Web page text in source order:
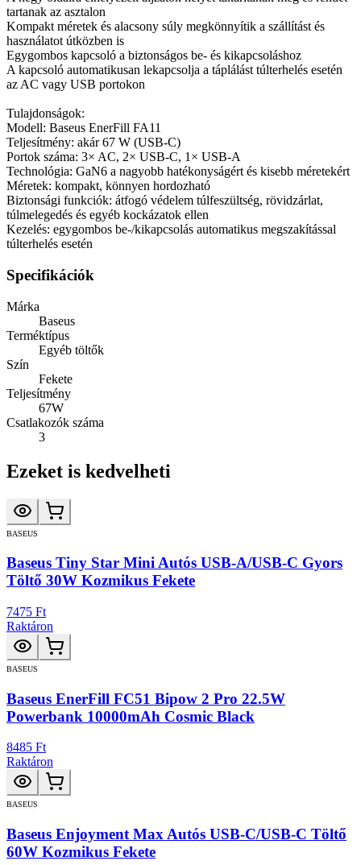
tartanak az asztalon
Kompakt méretek és alacsony súly megkönnyítik a szállítást és
használatot útközben is
Egygombos kapcsoló a biztonságos be- és kikapcsoláshoz
A kapcsoló automatikusan lekapcsolja a táplálást túlterhelés esetén
az AC vagy USB portokon
Tulajdonságok:
Modell: Baseus EnerFill FA11
Teljesítmény: akár 67 W (USB-C)
Portok száma: 3× AC, 2× USB-C, 1× USB-A
Technológia: GaN6 a nagyobb hatékonyságért és kisebb méretekért
Méretek: kompakt, könnyen hordozható
Biztonsági funkciók: átfogó védelem túlfeszültség, rövidzárlat,
túlmelegedés és egyéb kockázatok ellen
Kezelés: egygombos be-/kikapcsolás automatikus megszakítással
túlterhelés esetén
Specifikációk
Márka
Baseus
Terméktípus
Egyéb töltők
Szín
Fekete
Teljesítmény
67W
Csatlakozók száma
3
Ezeket is kedvelheti
BASEUS
Baseus Tiny Star Mini Autós USB-A/USB-C Gyors
Töltő 30W Kozmikus Fekete
7475 Ft
Raktáron
BASEUS
Baseus EnerFill FC51 Bipow 2 Pro 22.5W
Powerbank 10000mAh Cosmic Black
8485 Ft
Raktáron
BASEUS
Baseus Enjoyment Max Autós USB-C/USB-C Töltő
60W Kozmikus Fekete